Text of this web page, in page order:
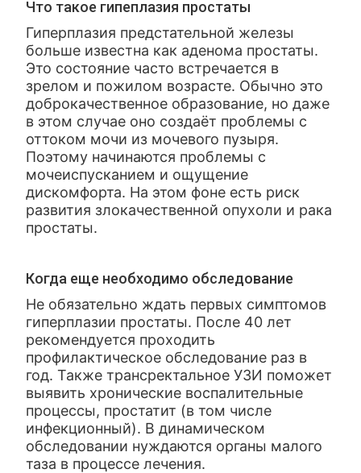
Что такое гипеплазия простаты
Гиперплазия предстательной железы
больше известна как аденома простаты.
Это состояние часто встречается в
зрелом и пожилом возрасте. Обычно это
доброкачественное образование, но даже
в этом случае оно создаёт проблемы с
оттоком мочи из мочевого пузыря.
Поэтому начинаются проблемы с
мочеиспусканием и ощущение
дискомфорта. На этом фоне есть риск
развития злокачественной опухоли и рака
простаты.
Когда еще необходимо обследование
Не обязательно ждать первых симптомов
гиперплазии простаты. После 40 лет
рекомендуется проходить
профилактическое обследование раз в
год. Также трансректальное УЗИ поможет
выявить хронические воспалительные
процессы, простатит (в том числе
инфекционный). В динамическом
обследовании нуждаются органы малого
таза в процессе лечения.